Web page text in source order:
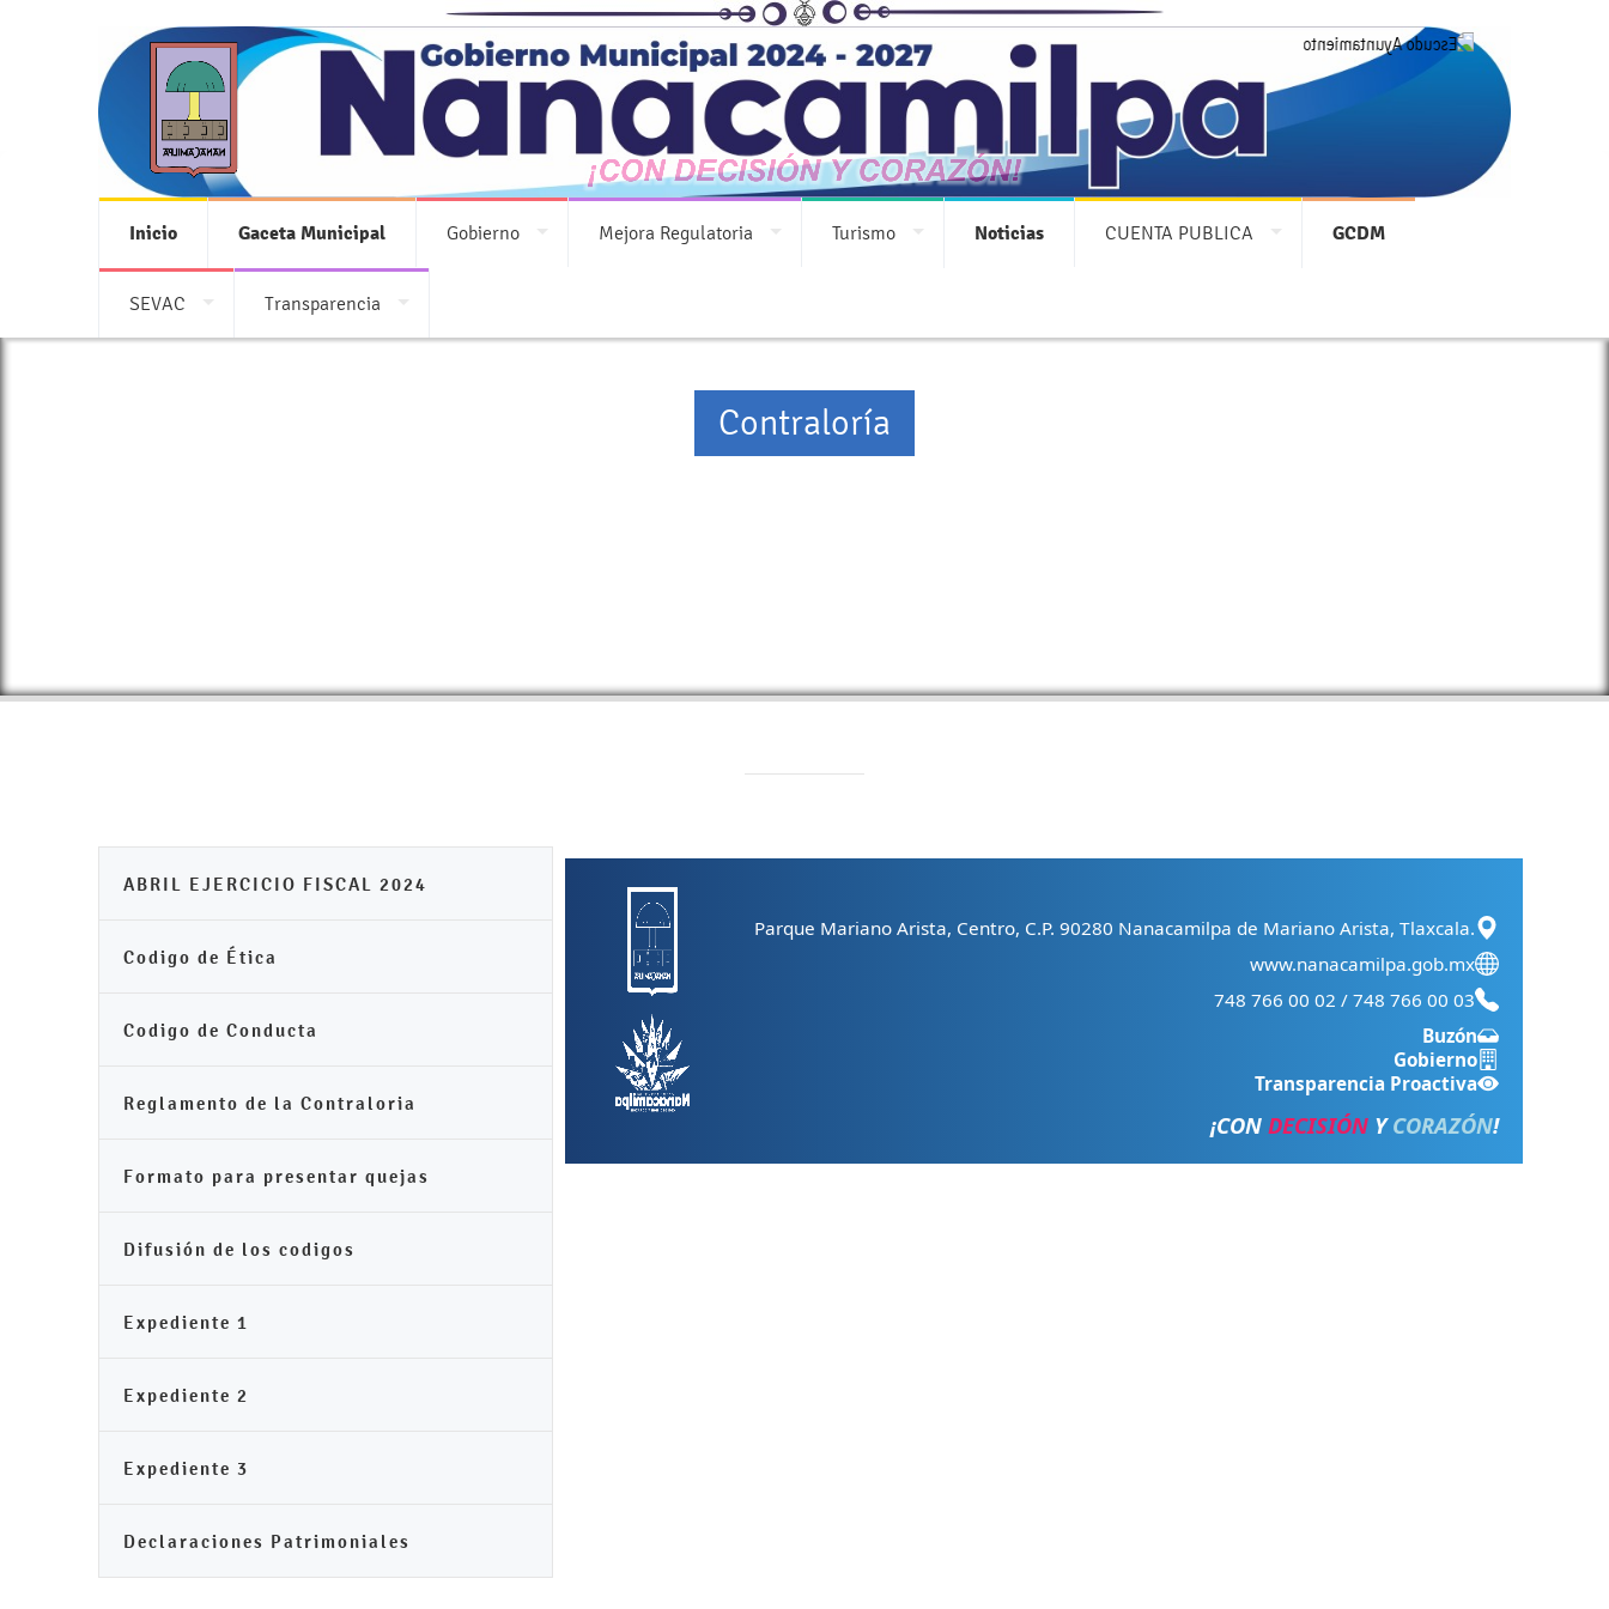
¡Municipio de Nanacamilpa Tlaxcala!
Inicio Gaceta Municipal Gobierno Mejora Regulatoria Turismo Noticias CUENTA PUBLICA GCDM
SEVAC Transparencia
Contraloría
ABRIL EJERCICIO FISCAL 2024
Codigo de Ética
Codigo de Conducta
Reglamento de la Contraloria
Formato para presentar quejas
Difusión de los codigos
Expediente 1
Expediente 2
Expediente 3
Declaraciones Patrimoniales
Parque Mariano Arista, Centro, C.P. 90280 Nanacamilpa de Mariano Arista, Tlaxcala.
www.nanacamilpa.gob.mx
748 766 00 02 / 748 766 00 03
Buzón
Gobierno
Transparencia Proactiva
¡CON DECISIÓN YCORAZÓN!